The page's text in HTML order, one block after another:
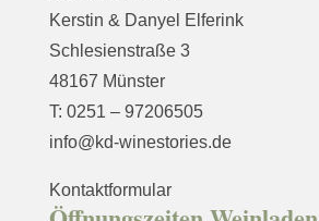
Kerstin & Danyel Elferink
Schlesienstraße 3
48167 Münster
T: 0251 – 97206505
info@kd-winestories.de
Kontaktformular